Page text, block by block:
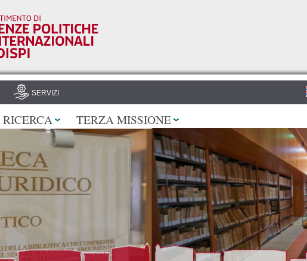
SERVIZI
RICERCA TERZA MISSIONE